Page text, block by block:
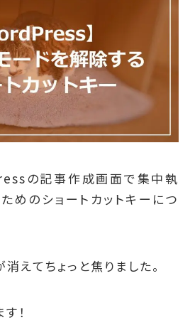
の記事作成画面で集中執
めのショートカットキーにつ
えてちょっと焦りました。
！